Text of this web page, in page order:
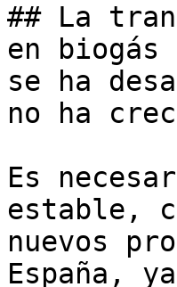
## La
en
se ha
no ha
Es
estable,
nuevos
España,